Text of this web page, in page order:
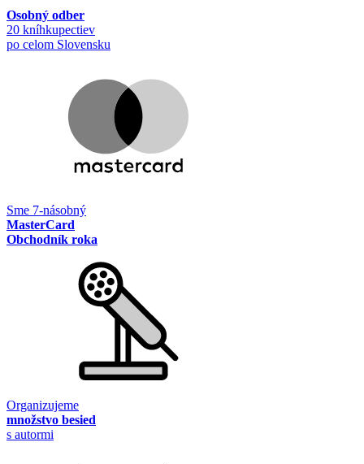
Osobný odber
20 kníhkupectiev
po celom Slovensku
Sme 7-násobný
MasterCard
Obchodník roka
Organizujeme
množstvo besied
s autormi